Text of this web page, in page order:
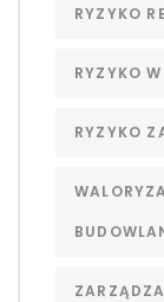
RYZYKO
RYZYKO
RYZYKO